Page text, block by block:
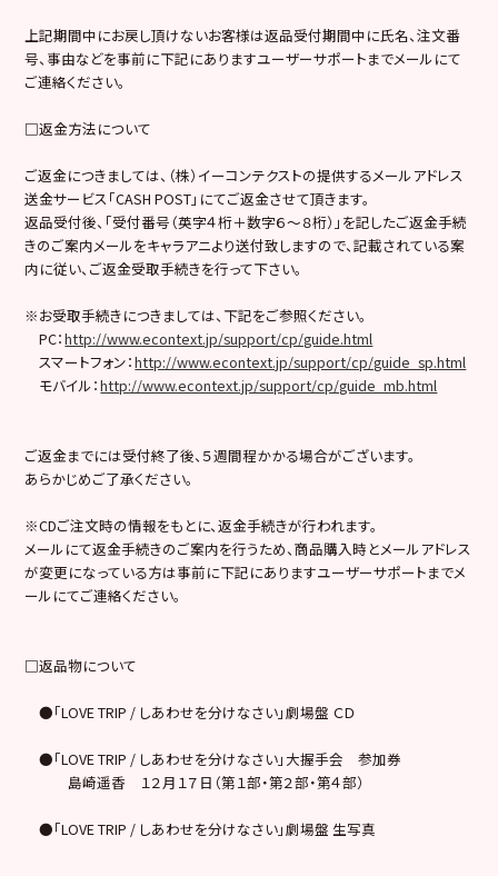
上記期間中にお戻し頂けないお客様は返品受付期間中に氏名、注文番
号、事由などを事前に下記にありますユーザーサポートまでメールにて
ご連絡ください。
□返金方法について
ご返金につきましては、（株）イーコンテクストの提供するメールアドレス
送金サービス「CASH POST」にてご返金させて頂きます。
返品受付後、「受付番号（英字４桁＋数字６～８桁）」を記したご返金手続
きのご案内メールをキャラアニより送付致しますので、記載されている案
内に従い、ご返金受取手続きを行って下さい。
※お受取手続きにつきましては、下記をご参照ください。
PC：http://www.econtext.jp/support/cp/guide.html
スマートフォン：http://www.econtext.jp/support/cp/guide_sp.html
モバイル：http://www.econtext.jp/support/cp/guide_mb.html
ご返金までには受付終了後、５週間程かかる場合がございます。
あらかじめご了承ください。
※CDご注文時の情報をもとに、返金手続きが行われます。
メールにて返金手続きのご案内を行うため、商品購入時とメールアドレス
が変更になっている方は事前に下記にありますユーザーサポートまでメ
ールにてご連絡ください。
□返品物について
●「LOVE TRIP / しあわせを分けなさい」劇場盤 ＣＤ
●「LOVE TRIP / しあわせを分けなさい」大握手会 参加券
島崎遥香 １２月１７日（第１部・第２部・第４部）
●「LOVE TRIP / しあわせを分けなさい」劇場盤 生写真